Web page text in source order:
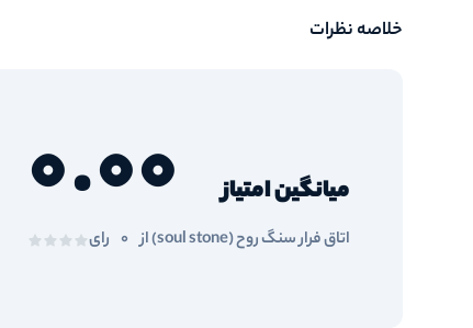
خلاصه نظرات
میانگین امتیاز 0.00 اتاق فرار سنگ روح (soul stone) از 0 رای